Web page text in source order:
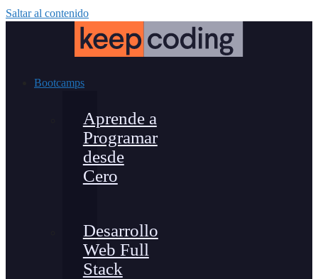
Saltar al contenido
Bootcamps
Aprende a
Programar
desde
Cero
Desarrollo
Web Full
Stack